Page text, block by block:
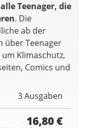
Teenager, die
. Die
ab der
über Teenager
Klimaschutz,
Comics und
3 Ausgaben
16,80 €